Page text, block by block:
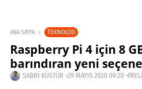
ANA SAYFA TEKNOLOJI
Raspberry Pi 4 için 8
barındıran yeni
SABRI KÜSTÜR 29 MAYIS 2020 09:20